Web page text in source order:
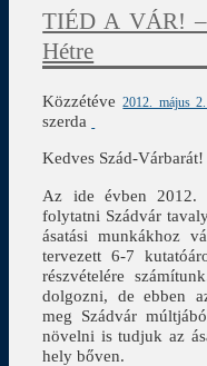
TIÉD A VÁR! –
Hétre
Közzétéve2012. május 2.
szerda
Kedves Szád-Várbarát!
Az ide évben 2012.
folytatni Szádvár
ásatási munkákhoz
tervezett 6-7
részvételére
dolgozni, de ebben
meg Szádvár
növelni is tudjuk az
hely bőven.